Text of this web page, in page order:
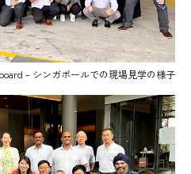
– シンガポールでの現場見学の様子